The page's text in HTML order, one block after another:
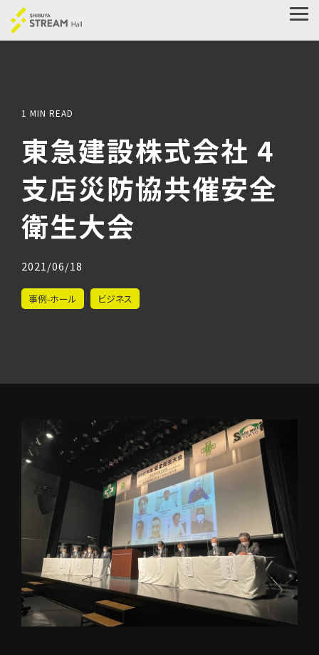
Skip
to
the
main
1 MIN READ
東急建設株式会社 4
支店災防協共催安全
衛生大会
2021/06/18
事例-ホール ビジネス